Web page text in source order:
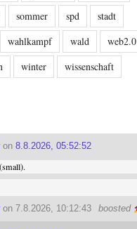
sommer spd
stadt
wahlkampf wald
web2.0
winter wissenschaft
on8.8.2026, 05:52:52
boosted
on 7.8.2026, 10:12:43